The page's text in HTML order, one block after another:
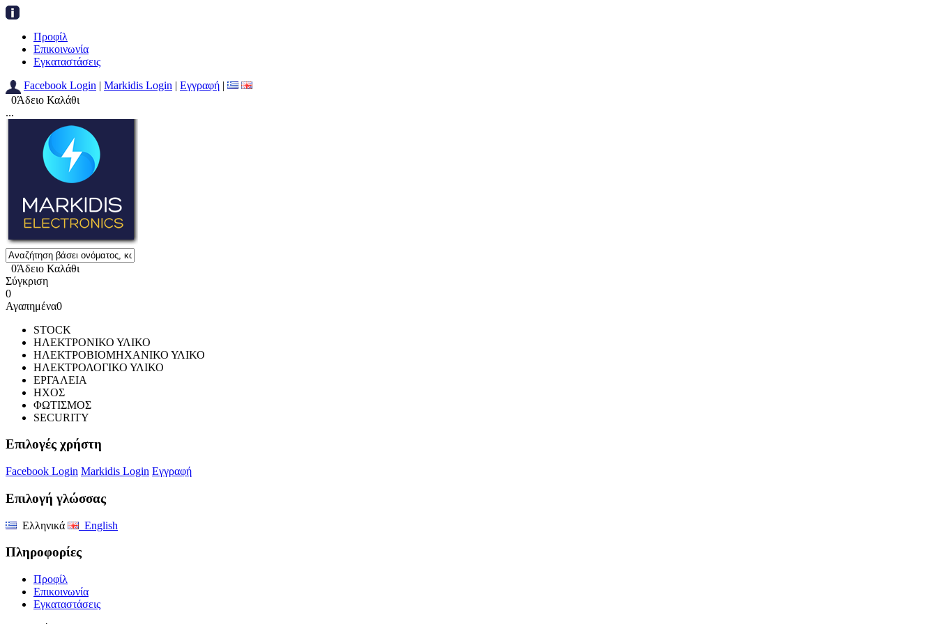
Προφίλ
Επικοινωνία
Εγκαταστάσεις
Facebook Login | Markidis Login | Εγγραφή |
0Άδειο Καλάθι
...
0Άδειο Καλάθι
Σύγκριση
0
Αγαπημένα0
STOCK
ΗΛΕΚΤΡΟΝΙΚΟ ΥΛΙΚΟ
ΗΛΕΚΤΡΟΒΙΟΜΗΧΑΝΙΚΟ ΥΛΙΚΟ
ΗΛΕΚΤΡΟΛΟΓΙΚΟ ΥΛΙΚΟ
ΕΡΓΑΛΕΙΑ
ΗΧΟΣ
ΦΩΤΙΣΜΟΣ
SECURITY
Επιλογές χρήστη
Facebook Login Markidis Login Εγγραφή
Επιλογή γλώσσας
Ελληνικά English
Πληροφορίες
Προφίλ
Επικοινωνία
Εγκαταστάσεις